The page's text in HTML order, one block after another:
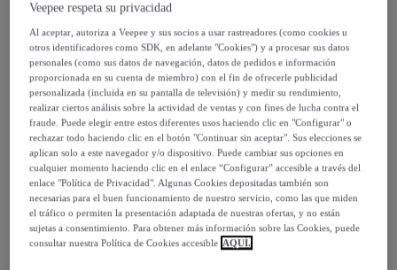
Vendido porAosom
Entrega
Envío gratis
Entrega: Entre el08/08y el11/08
¿Cómo funciona?
Veepee respeta su privacidad
Al aceptar, autoriza a Veepee y sus socios a usar rastreadores (como cookies u
otros identificadores como SDK, en adelante "Cookies") y a procesar sus datos
personales (como sus datos de navegación, datos de pedidos e información
proporcionada en su cuenta de miembro) con el fin de ofrecerle publicidad
personalizada (incluida en su pantalla de televisión) y medir su rendimiento,
realizar ciertos análisis sobre la actividad de ventas y con fines de lucha contra el
fraude. Puede elegir entre estos diferentes usos haciendo clic en "Configurar" o
rechazar todo haciendo clic en el botón "Continuar sin aceptar". Sus elecciones se
aplican solo a este navegador y/o dispositivo. Puede cambiar sus opciones en
cualquier momento haciendo clic en el enlace “Configurar” accesible a través del
enlace "Política de Privacidad". Algunas Cookies depositadas también son
necesarias para el buen funcionamiento de nuestro servicio, como las que miden
el tráfico o permiten la presentación adaptada de nuestras ofertas, y no están
sujetas a consentimiento. Para obtener más información sobre las Cookies, puede
consultar nuestra Política de Cookies accesible AQUÍ.